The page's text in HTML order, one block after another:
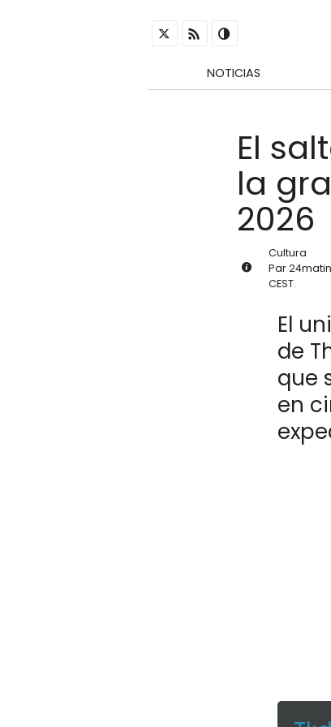
NOTICIAS
El
la
2026
Cultura
Par
CEST.
El
de
que
en